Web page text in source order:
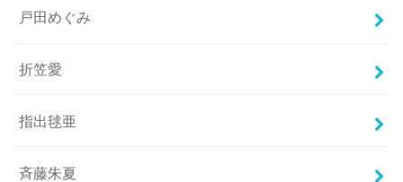
戸田めぐみ
折笠愛
指出毬亜
斉藤朱夏